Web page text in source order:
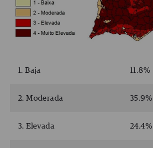
1. Baja 11,8%
2. Moderada 35,9%
3. Elevada 24,4%